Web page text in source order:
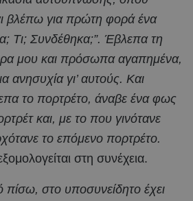
βλέπω για πρώτη φορά ένα
Τι; Συνδέθηκα;”. Έβλεπα τη
μου και πρόσωπα αγαπημένα,
ανησυχία γι’ αυτούς. Και
το πορτρέτο, άναβε ένα φως
και, με το που γινότανε
το επόμενο πορτρέτο.
στη συνέχεια.
στο υποσυνείδητο έχει